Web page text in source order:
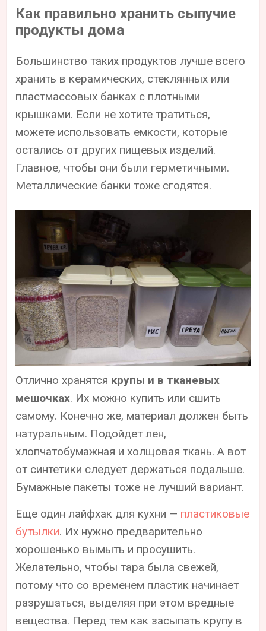
Как правильно хранить сыпучие
продукты дома
Большинство таких продуктов лучше всего
хранить в керамических, стеклянных или
пластмассовых банках с плотными
крышками. Если не хотите тратиться,
можете использовать емкости, которые
остались от других пищевых изделий.
Главное, чтобы они были герметичными.
Металлические банки тоже сгодятся.
Отлично хранятся крупы и в тканевых
мешочках. Их можно купить или сшить
самому. Конечно же, материал должен быть
натуральным. Подойдет лен,
хлопчатобумажная и холщовая ткань. А вот
от синтетики следует держаться подальше.
Бумажные пакеты тоже не лучший вариант.
Еще один лайфхак для кухни — пластиковые
бутылки. Их нужно предварительно
хорошенько вымыть и просушить.
Желательно, чтобы тара была свежей,
потому что со временем пластик начинает
разрушаться, выделяя при этом вредные
вещества. Перед тем как засыпать крупу в